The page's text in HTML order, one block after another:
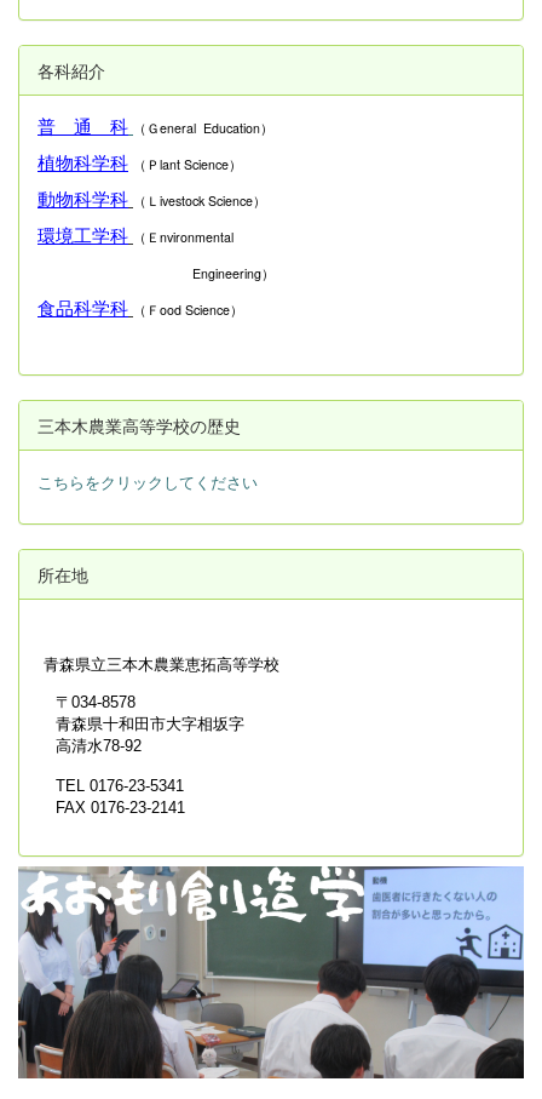
各科紹介
普 通 科 （Ｇeneral Education）
植物科学科 （Ｐlant Science）
動物科学科 （Ｌivestock Science）
環境工学科
（Ｅnvironmental
Engineering）
食品科学科 （Ｆood Science）
三本木農業高等学校の歴史
こちらをクリックしてください
所在地
青森県立三本木農業恵拓高等学校
〒034-8578
青森県十和田市大字相坂字
高清水78-92
TEL 0176-23-5341
FAX 0176-23-2141